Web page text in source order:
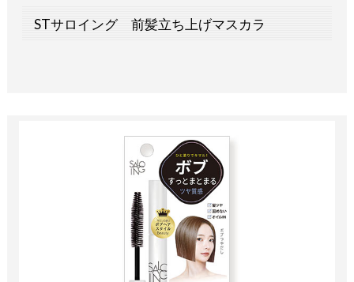
STサロイング 前髪立ち上げマスカラ